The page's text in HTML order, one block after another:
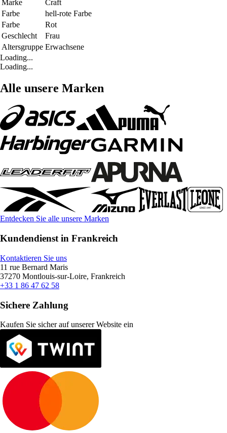
Marke
Craft
Farbe
hell-rote Farbe
Farbe
Rot
Geschlecht
Frau
Altersgruppe Erwachsene
Loading...
Loading...
Alle unsere Marken
Entdecken Sie alle unsere Marken
Kundendienst in Frankreich
Kontaktieren Sie uns
11 rue Bernard Maris
37270 Montlouis-sur-Loire, Frankreich
+33 1 86 47 62 58
Sichere Zahlung
Kaufen Sie sicher auf unserer Website ein